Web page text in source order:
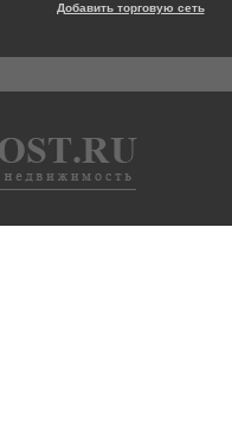
Добавить торговую сеть